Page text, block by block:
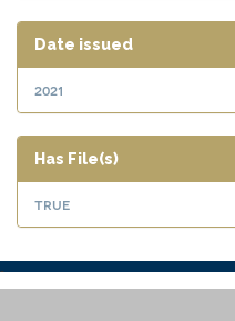
Date issued
2021
Has File(s)
true